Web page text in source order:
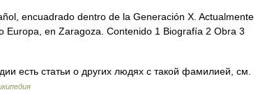
encuadrado dentro de la Generación X. Actualmente
en Zaragoza. Contenido 1 Biografía 2 Obra 3
есть статьи о других людях с такой фамилией, см.